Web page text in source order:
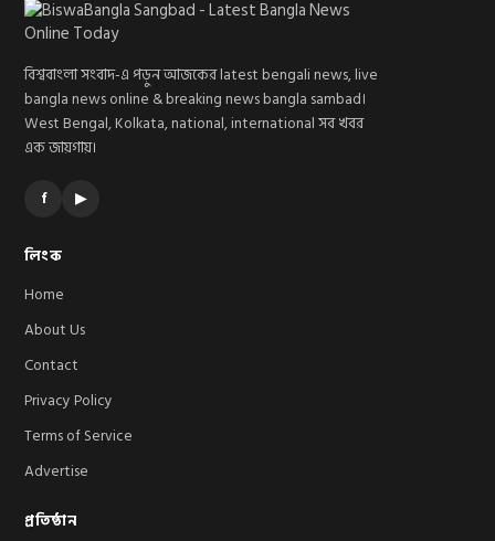
বিশ্ববাংলা সংবাদ-এ পড়ুন আজকের latest bengali news, live
bangla news online & breaking news bangla sambad।
West Bengal, Kolkata, national, international সব খবর
এক জায়গায়।
f ▶
লিংক
Home
About Us
Contact
Privacy Policy
Terms of Service
Advertise
প্রতিষ্ঠান